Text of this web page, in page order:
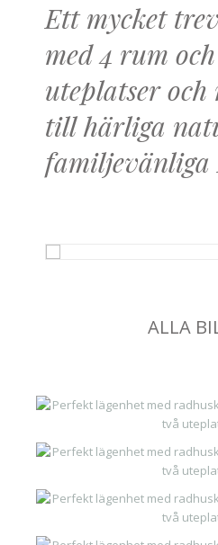
Ett mycket
med 4 rum
uteplatser och
till härliga
ALLA